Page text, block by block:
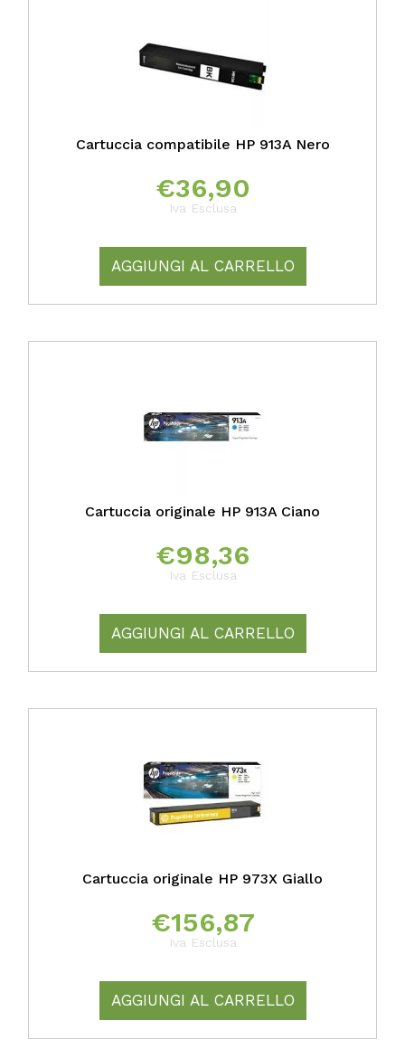
Cartuccia compatibile HP 913A Nero
€36,90
Iva Esclusa
AGGIUNGI AL CARRELLO
Cartuccia originale HP 913A Ciano
€98,36
Iva Esclusa
AGGIUNGI AL CARRELLO
Cartuccia originale HP 973X Giallo
€156,87
Iva Esclusa
AGGIUNGI AL CARRELLO